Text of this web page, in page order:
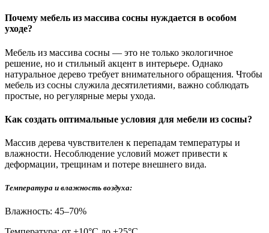
Почему мебель из массива сосны нуждается в особом
уходе?
Мебель из массива сосны — это не только экологичное
решение, но и стильный акцент в интерьере. Однако
натуральное дерево требует внимательного обращения. Чтобы
мебель из сосны служила десятилетиями, важно соблюдать
простые, но регулярные меры ухода.
Как создать оптимальные условия для мебели из сосны?
Массив дерева чувствителен к перепадам температуры и
влажности. Несоблюдение условий может привести к
деформации, трещинам и потере внешнего вида.
Температура и влажность воздуха:
Влажность: 45–70%